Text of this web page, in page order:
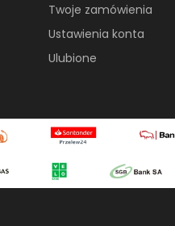
Twoje zamówienia
Ustawienia konta
Ulubione